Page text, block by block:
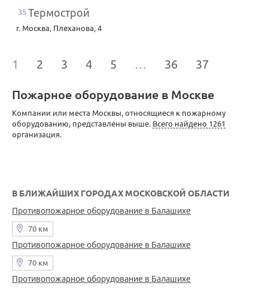
35 Термострой
г. Москва, Плеханова, 4
1 2 3 4 5 … 36 37
Пожарное оборудование в Москве
Компании или места Москвы, относящиеся к пожарному
оборудованию, представлены выше. Всего найдено 1261
организация.
В БЛИЖАЙШИХ ГОРОДАХ МОСКОВСКОЙ ОБЛАСТИ
Противопожарное оборудование в Балашихе
70 км
Противопожарное оборудование в Балашихе
70 км
Противопожарное оборудование в Балашихе